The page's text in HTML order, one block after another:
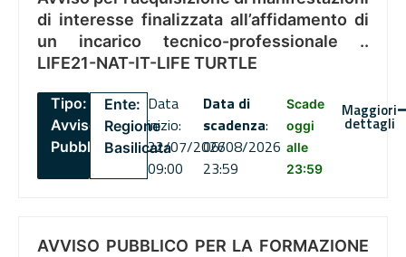
di interesse finalizzata all’affidamento di
un incarico tecnico-professionale ..
LIFE21-NAT-IT-LIFE TURTLE
Tipo:
Avviso
Pubblico
Ente:
Regione
Basilicata
Data
inizio:
22/07/2026
09:00
Data di
scadenza:
06/08/2026
23:59
Scade
oggi
alle
23:59
Maggiori
dettagli
AVVISO PUBBLICO PER LA FORMAZIONE